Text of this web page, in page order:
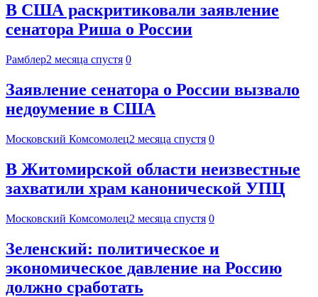
В США раскритиковали заявление
сенатора Риша о России
Рамблер2 месяца спустя 0
Заявление сенатора о России вызвало
недоумение в США
Московский Комсомолец2 месяца спустя 0
В Житомирской области неизвестные
захватили храм канонической УПЦ
Московский Комсомолец2 месяца спустя 0
Зеленский: политическое и
экономическое давление на Россию
должно сработать